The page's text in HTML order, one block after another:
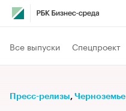
Все выпуски Спецпроект
Пресс-релизы⁠, Черноземье